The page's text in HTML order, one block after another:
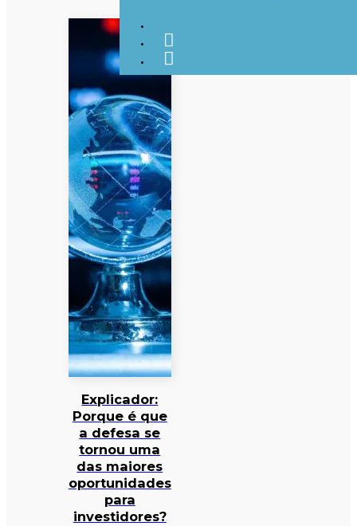
Explicador:
Porque é que
a defesa se
tornou uma
das maiores
oportunidades
para
investidores?